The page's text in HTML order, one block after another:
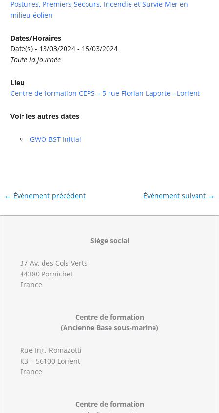
Postures, Premiers Secours, Incendie et Survie Mer en
milieu éolien
Dates/Horaires
Date(s) - 13/03/2024 - 15/03/2024
Toute la journée
Lieu
Centre de formation CEPS – 5 rue Florian Laporte - Lorient
Voir les autres dates
GWO BST Initial
← Évènement précédent Évènement suivant →
Siège social
37 Av. des Cols Verts
44380 Pornichet
France
Centre de formation
(Ancienne Base sous-marine)
Rue Ing. Romazotti
K3 – 56100 Lorient
France
Centre de formation